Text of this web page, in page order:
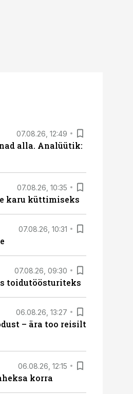
07.08.26, 12:49
alla. Analüütik:
07.08.26, 10:35
karu küttimiseks
07.08.26, 10:31
07.08.26, 09:30
toidutöösturiteks
06.08.26, 13:27
– ära too reisilt
06.08.26, 12:15
korra